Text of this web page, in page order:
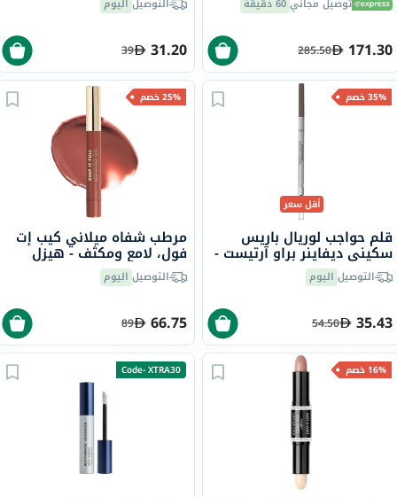
والبيوتين لشد البشرة بدون
توصيل مجاني60 دقيقة
171.30
285.50
التوصيل اليوم
31.20
39
35% خصم
أقل سعر
قلم حواجب لوريال باريس
سكيني ديفاينر براو آرتيست -
دارك برونيت/108
التوصيل اليوم
35.43
54.50
25% خصم
مرطب شفاه ميلاني كيب إت
فول، لامع ومكثف - هيزل
/150 التوصيل اليوم
66.75
89
16% خصم Code- XTRA30